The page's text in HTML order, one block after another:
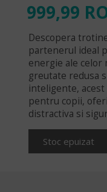
999,99
Descopera
partenerul ideal
energie ale celor
greutate redusa
inteligente,
pentru copii,
distractiva si
Stoc epuizat